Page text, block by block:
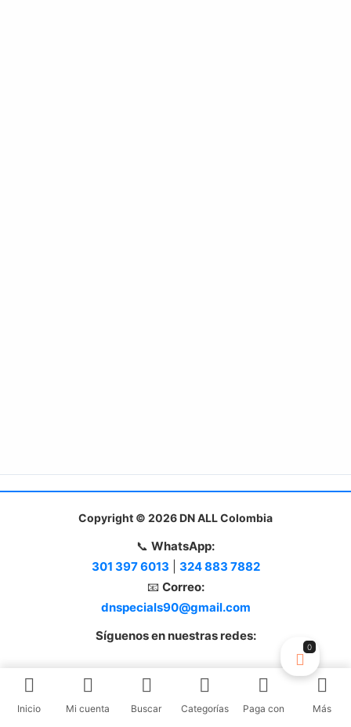
Copyright © 2026 DN ALL Colombia
📞 WhatsApp:
301 397 6013
324 883 7882
📧 Correo:
dnspecials90@gmail.com
Síguenos en nuestras redes:
Inicio Mi cuenta Buscar Categorías Paga con Más
0